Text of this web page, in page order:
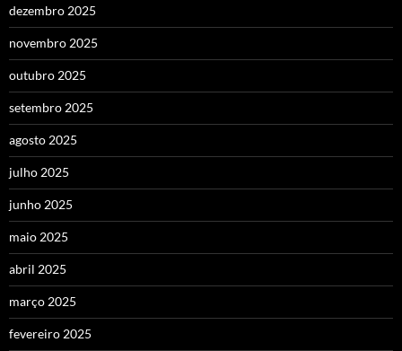
dezembro 2025
novembro 2025
outubro 2025
setembro 2025
agosto 2025
julho 2025
junho 2025
maio 2025
abril 2025
março 2025
fevereiro 2025